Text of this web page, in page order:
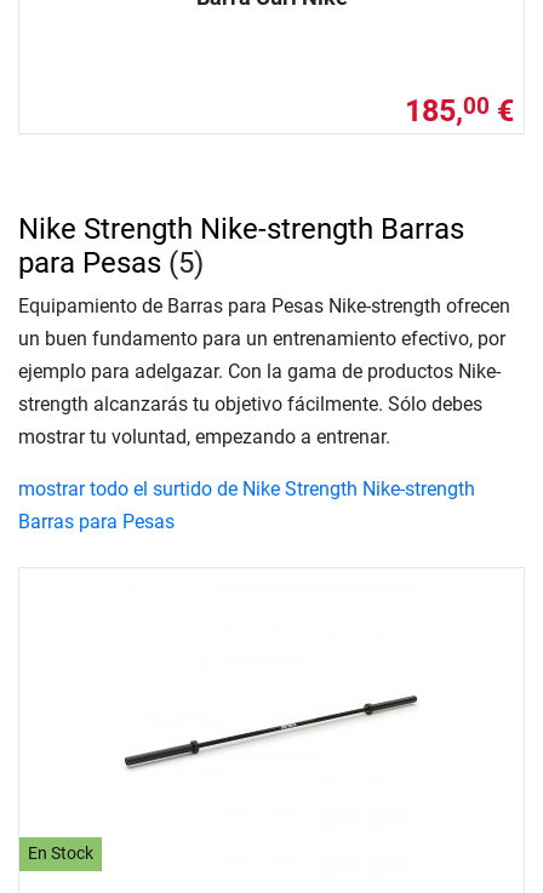
185,00 €
En Stock
Nike Strength Nike-strength Barras
para Pesas (5)
Equipamiento de Barras para Pesas Nike-strength ofrecen
un buen fundamento para un entrenamiento efectivo, por
ejemplo para adelgazar. Con la gama de productos Nike-
strength alcanzarás tu objetivo fácilmente. Sólo debes
mostrar tu voluntad, empezando a entrenar.
mostrar todo el surtido de Nike Strength Nike-strength
Barras para Pesas